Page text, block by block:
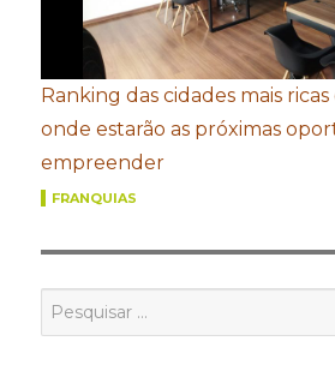
Ranking das cidades mais
onde estarão as próximas
empreender
FRANQUIAS
por: